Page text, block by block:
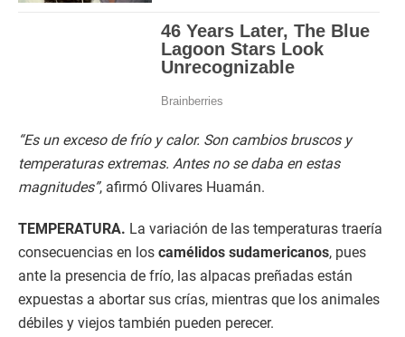
“Es un exceso de frío y calor. Son cambios bruscos y
temperaturas extremas. Antes no se daba en estas
magnitudes”, afirmó Olivares Huamán.
TEMPERATURA. La variación de las temperaturas traería
consecuencias en los camélidos sudamericanos, pues
ante la presencia de frío, las alpacas preñadas están
expuestas a abortar sus crías, mientras que los animales
débiles y viejos también pueden perecer.